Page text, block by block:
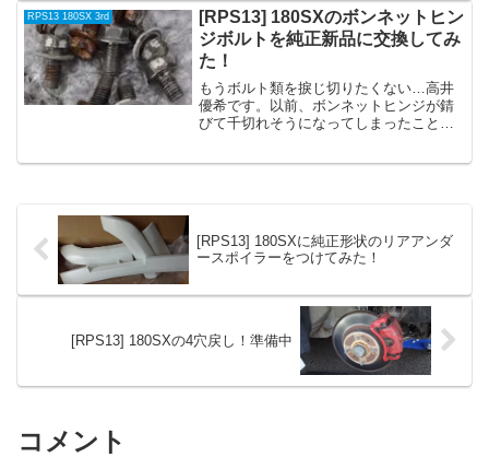
ます。しかも状態が良いものは非常に少
なく、補修が必要だった...
RPS13 180SX 3rd
[RPS13] 180SXのボンネットヒン
ジボルトを純正新品に交換してみ
た！
もうボルト類を捩じ切りたくない…高井
優希です。以前、ボンネットヒンジが錆
びて千切れそうになってしまったことが
[RPS13] 180SXに純正形状のリアアンダ
ースポイラーをつけてみた！
[RPS13] 180SXの4穴戻し！準備中
コメント